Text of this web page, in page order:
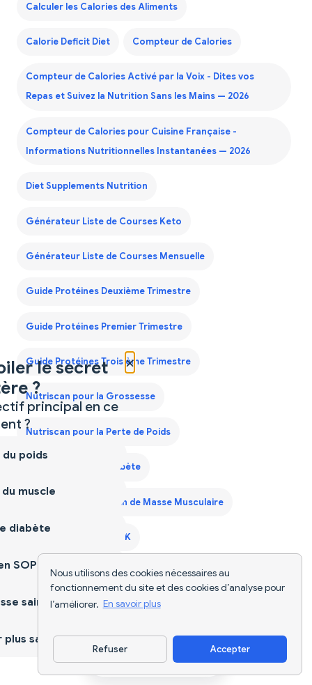
Nous utilisons des cookies nécessaires au
fonctionnement du site et des cookies d’analyse pour
l’améliorer. En savoir plus
Refuser Accepter
Calculer les Calories des Aliments
Calorie Deficit Diet Compteur de Calories
Compteur de Calories Activé par la Voix - Dites vos
Repas et Suivez la Nutrition Sans les Mains — 2026
Compteur de Calories pour Cuisine Française -
Informations Nutritionnelles Instantanées — 2026
Diet Supplements Nutrition
Générateur Liste de Courses Keto
Générateur Liste de Courses Mensuelle
Guide Protéines Deuxième Trimestre
Guide Protéines Premier Trimestre
Guide Protéines Troisième Trimestre
Nutriscan pour la Grossesse
Nutriscan pour la Perte de Poids
Nutriscan pour le Diabète
Nutriscan pour le Gain de Masse Musculaire
Nutriscan pour le SOPK
Plan Alimentaire pour Hommes de 40 Ans
Plan de Régime Prise de Poids France
Scanner d'Aliments Suivi Alimentaire IA
Télécharger l'appli
×
le secret
?
principal en ce
?
poids
muscle
diabète
SOPK
saine
sain